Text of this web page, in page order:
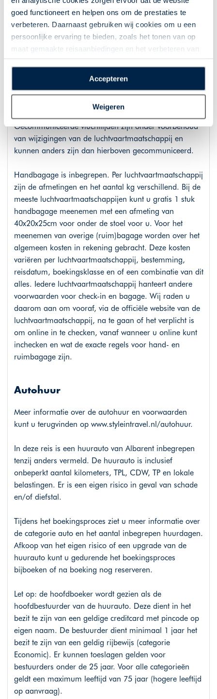
goed functioneert en helpen ons om de prestaties te
verbeteren. Daarnaast gebruiken wij cookies om u een
persoonlijke ervaring te bieden, zoals het tonen van op
maat gemaakte reisaanbiedingen en het verbeteren van
plaatsen van alle hierboven beschreven cookies en
technologieën, waarmee persoonlijke gegevens kunnen
worden verzameld. Indien u kiest voor “Weigeren”
plaatsen wij enkel functionele cookies, en zal er geen
sprake zijn van gepersonaliseerde content.
Accepteren
Weigeren
Vervoer
Vluchtinformatie
Deze reis is gebaseerd op de meest voordelige
beschikbare vluchten. Gedurende het boekingsproces
op de website kunt u direct het vluchtschema kiezen.
Gecommuniceerde vluchttijden zijn onder voorbehoud
van wijzigingen van de luchtvaartmaatschappij en
kunnen anders zijn dan hierboven gecommuniceerd.
Handbagage is inbegrepen. Per luchtvaartmaatschappij
zijn de afmetingen en het aantal kg verschillend. Bij de
meeste luchtvaartmaatschappijen kunt u gratis 1 stuk
handbagage meenemen met een afmeting van
40x20x25cm voor onder de stoel voor u. Voor het
meenemen van overige (ruim)bagage worden over het
algemeen kosten in rekening gebracht. Deze kosten
variëren per luchtvaartmaatschappij, bestemming,
reisdatum, boekingsklasse en of een combinatie van dit
alles. Iedere luchtvaartmaatschappij hanteert andere
voorwaarden voor check-in en bagage. Wij raden u
daarom aan om vooraf, via de officiële website van de
luchtvaartmaatschappij, na te gaan of het verplicht is
om online in te checken, vanaf wanneer u online kunt
inchecken en wat de exacte regels voor hand- en
ruimbagage zijn.
Autohuur
Meer informatie over de autohuur en voorwaarden
kunt u terugvinden op www.styleintravel.nl/autohuur.
In deze reis is een huurauto van Albarent inbegrepen
tenzij anders vermeld. De huurauto is inclusief
onbeperkt aantal kilometers, TPL, CDW, TP en lokale
belastingen. Er is een eigen risico in geval van schade
en/of diefstal.
Tijdens het boekingsproces ziet u meer informatie over
de categorie auto en het aantal inbegrepen huurdagen.
Afkoop van het eigen risico of een upgrade van de
huurauto kunt u gedurende het boekingsproces
bijboeken of na boeking nog reserveren.
Let op: de hoofdboeker wordt gezien als de
hoofdbestuurder van de huurauto. Deze dient in het
bezit te zijn van een geldige creditcard met pincode op
eigen naam. De bestuurder dient minimaal 1 jaar het
bezit te zijn van een geldig rijbewijs (categorie
Economic). Er kunnen toeslagen gelden voor
bestuurders onder de 25 jaar. Voor alle categorieën
geldt een maximum leeftijd van 75 jaar (hogere leeftijd
op aanvraag).